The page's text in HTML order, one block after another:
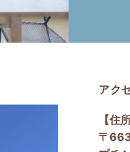
アク
【住
〒